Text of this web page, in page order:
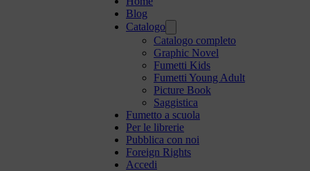
Blog
Catalogo
Catalogo completo
Graphic Novel
Fumetti Kids
Fumetti Young Adult
Picture Book
Saggistica
Fumetto a scuola
Per le librerie
Pubblica con noi
Foreign Rights
Accedi